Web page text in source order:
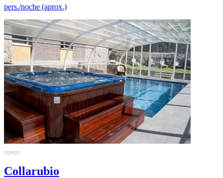
pers./noche (aprox.)
Collarubio